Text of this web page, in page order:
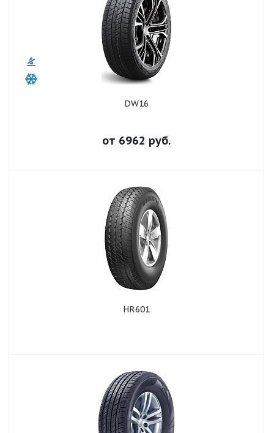
DW16
от 6962 руб.
HR601